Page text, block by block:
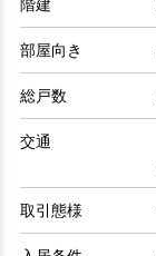
階建
部屋向き
総戸数
交通
取引態様